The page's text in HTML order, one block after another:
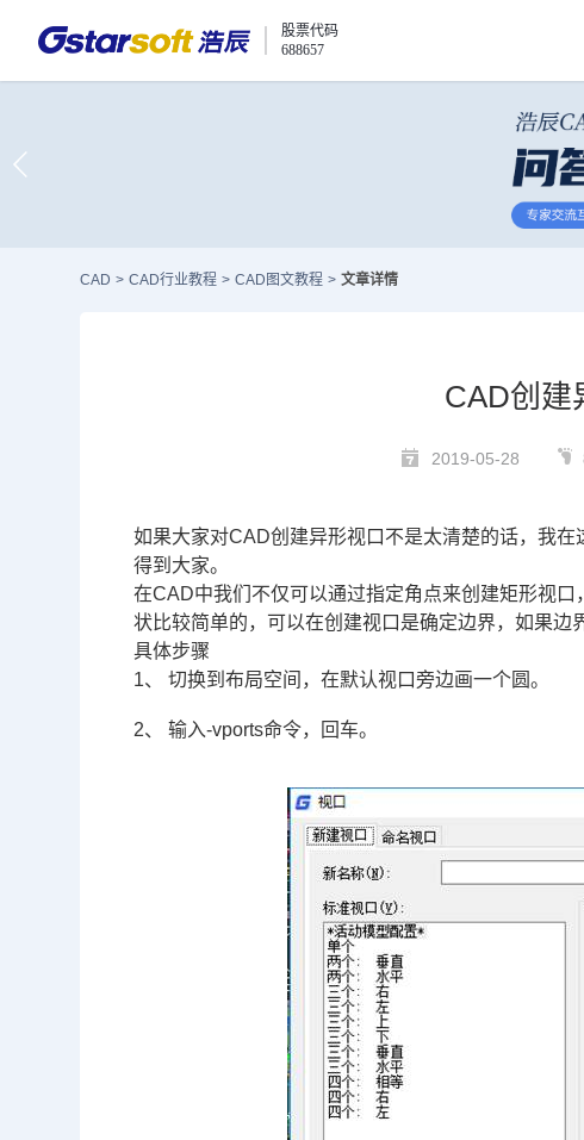
股票代码
688657
CAD > CAD行业教程 > CAD图文教程 > 文章详情
CAD创建
2019-05-28
如果大家对CAD创建异形视口不是太清楚的话，我
得到大家。
在CAD中我们不仅可以通过指定角点来创建矩形视
状比较简单的，可以在创建视口是确定边界，如果边
具体步骤
1、 切换到布局空间，在默认视口旁边画一个圆。
2、 输入-vports命令，回车。